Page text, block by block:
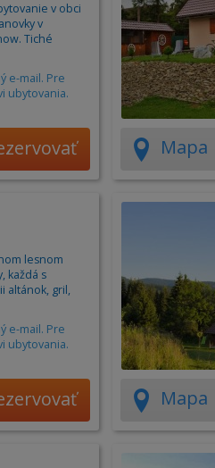
v obci
v
Tiché
e-mail. Pre
ubytovania.
Mapa
lesnom
každá s
altánok, gril,
e-mail. Pre
ubytovania.
Mapa